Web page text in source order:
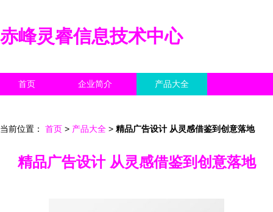
赤峰灵睿信息技术中心
首页 企业简介 产品大全
当前位置： 首页 > 产品大全 > 精品广告设计 从灵感借鉴到创意落地
精品广告设计 从灵感借鉴到创意落地